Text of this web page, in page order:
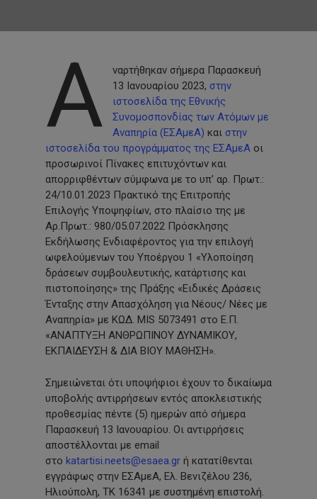
Α
ναρτήθηκαν σήμερα Παρασκευή
13 Ιανουαρίου 2023, στην
ιστοσελίδα της Εθνικής
Συνομοσπονδίας των Ατόμων με
Αναπηρία (ΕΣΑμεΑ) και στην
ιστοσελίδα του προγράμματος της ΕΣΑμεΑ οι
προσωρινοί Πίνακες επιτυχόντων και
απορριφθέντων σύμφωνα με το υπ’ αρ. Πρωτ.:
24/10.01.2023 Πρακτικό της Επιτροπής
Επιλογής Υποψηφίων, στο πλαίσιο της με
Αρ.Πρωτ.: 980/05.07.2022 Πρόσκλησης
Εκδήλωσης Ενδιαφέροντος για την επιλογή
ωφελούμενων του Υποέργου 1 «Υλοποίηση
δράσεων συμβουλευτικής, κατάρτισης και
πιστοποίησης» της Πράξης «Ειδικές Δράσεις
Ένταξης στην Απασχόληση για Νέους/ Νέες με
Αναπηρία» με ΚΩΔ. MIS 5073491 στο Ε.Π.
«ΑΝΑΠΤΥΞΗ ΑΝΘΡΩΠΙΝΟΥ ΔΥΝΑΜΙΚΟΥ,
ΕΚΠΑΙΔΕΥΣΗ & ΔΙΑ ΒΙΟΥ ΜΑΘΗΣΗ».
Σημειώνεται ότι υποψήφιοι έχουν το δικαίωμα
υποβολής αντιρρήσεων εντός αποκλειστικής
προθεσμίας πέντε (5) ημερών από σήμερα
Παρασκευή 13 Ιανουαρίου. Οι αντιρρήσεις
αποστέλλονται με email
στο katartisi.neets@esaea.gr ή κατατίθενται
εγγράφως στην ΕΣΑμεΑ, Ελ. Βενιζέλου 236,
Ηλιούπολη, ΤΚ 16341 με συστημένη επιστολή.